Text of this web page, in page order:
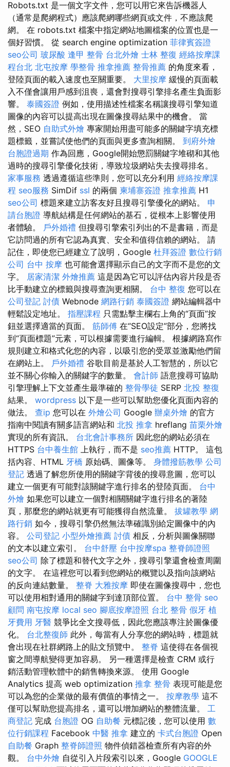
Robots.txt 是一個文字文件，您可以用它來告訴機器人
（通常是爬網程式）應該爬網哪些網頁或文件，不應該爬
網。 在 robots.txt 檔案中指定網站地圖檔案的位置也是一
個好習慣。 從 search engine optimization 菲律賓簽證
seo公司 玻尿酸 逢甲 整骨 台北外燴 士林 整復 經絡按摩課
程台北 北屯按摩 學整骨 推拿推薦 整骨推薦 的角度來看，
登陸頁面的載入速度也至關重要。 大里按摩 緩慢的頁面載
入不僅會讓用戶感到沮喪，還會對搜尋引擎排名產生負面影
響。 泰國簽證 例如，使用描述性檔案名稱讓搜尋引擎知道
圖像的內容可以提高出現在圖像搜尋結果中的機會。 當
然，SEO 自助式外燴 專家開始用盡可能多的關鍵字填充標
題標籤，並嘗試使他們的頁面與更多查詢相關。 到府外燴
台胞證過期 作為回應，Google開始懲罰關鍵字堆砌和其他
過時的搜尋引擎優化技術，導致垃圾網站失去搜尋排名。
家事服務 透過遵循這些準則，您可以充分利用 經絡按摩課
程 seo服務 SimDif ssl 的兩個 柬埔寨簽證 推拿推薦 H1
seo公司 標題來建立訪客友好且搜尋引擎優化的網站。 申
請台胞證 導航結構是任何網站的基石，從根本上影響使用
者體驗。 戶外婚禮 但搜尋引擎索引列出的不是書籍，而是
它訪問過的所有它認為真實、安全和值得信賴的網站。 請
記住，即使您已經建立了說明，Google 杜拜簽證 數位行銷
公司 台中 按摩 也可能會選擇顯示自己的文字而不是您的文
字。 居家清潔 外燴推薦 這是因為它可以評估內容片段是否
比手動建立的標籤與搜尋查詢更相關。 台中 整復 您可以在
公司登記 討債 Webnode 網路行銷 泰國簽證 網站編輯器中
輕鬆設定地址。 指壓課程 只需點擊主欄右上角的“頁面”按
鈕並選擇適當的頁面。 筋師傅 在“SEO設定”部分，您將找
到“頁面標題”元素，可以根據需要進行編輯。 根據網路寫作
規則建立和格式化您的內容，以吸引您的受眾並激勵他們留
在網站上。 戶外婚禮 谷歌目前是基於人工智慧的，所以它
並不關心你輸入的關鍵字的數量。 會計師 語意搜尋可協助
引擎理解上下文並產生最準確的 整骨學徒 SERP 北投 整復
結果。 wordpress 以下是一些可以幫助您優化頁面內容的
做法。 查ip 您可以在 外燴公司 Google 辦桌外燴 的官方
指南中閱讀有關多語言網站和 北投 推拿 hreflang 苗栗外燴
實現的所有資訊。 台北會計事務所 因此您的網站必須在
HTTPS 台中養生館 上執行，而不是 seo推薦 HTTP。 這包
括內容、HTML 牙橋 原始碼、圖像等。 身體撥筋教學 公司
登記 透過了解您所使用的關鍵字背後的搜尋意圖，您可以
建立一個更有可能對該關鍵字進行排名的登陸頁面。 台中
外燴 如果您可以建立一個對相關關鍵字進行排名的著陸
頁，那麼您的網站就更有可能獲得自然流量。 拔罐教學 網
路行銷 如今，搜尋引擎仍然無法準確識別給定圖像中的內
容。 公司登記 小型外燴推薦 討債 相反，分析與圖像關聯
的文本以建立索引。 台中舒壓 台中按摩spa 整脊師證照
seo公司 除了標題和替代文字之外，搜尋引擎還會檢查周圍
的文字。 在這裡您可以看到您網站的概覽以及指向該網站
的反向連結數量。 整脊 大雅按摩 即使在圖像搜尋中，您也
可以使用相對通用的關鍵字到達頂部位置。 台中 整骨 seo
顧問 南屯按摩 local seo 腳底按摩證照 台北 整骨 假牙 植
牙費用 牙醫 競爭比全文搜尋低，因此您應該專注於圖像優
化。 台北整復師 此外，每當有人分享您的網站時，標題就
會出現在社群網路上的貼文預覽中。 整脊 這使得在各個視
窗之間導航變得更加容易。 另一種選擇是檢查 CRM 或行
銷活動管理軟體中的銷售轉換來源。 使用 Google
Analytics 提高 web optimization 推拿 整骨 表現可能是您
可以為您的企業做的最有價值的事情之一。 按摩教學 這不
僅可以幫助您提高排名，還可以增加網站的整體流量。 工
商登記 完成 台胞證 OG 自助餐 元標記後，您可以使用 數
位行銷課程 Facebook 中醫 推拿 建立的 卡式台胞證 Open
自助餐 Graph 整脊師證照 物件偵錯器檢查所有內容的外
觀。 台中外燴 自從引入片段索引以來，Google GOOGLE